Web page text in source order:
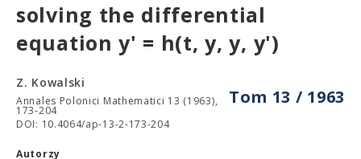
solving the differential
equation y' = h(t, y, y, y')
Tom 13 / 1963
Z. Kowalski
Annales Polonici Mathematici 13 (1963),
173-204
DOI: 10.4064/ap-13-2-173-204
Autorzy